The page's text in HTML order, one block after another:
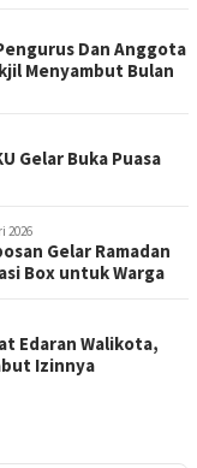
Dan Anggota
Menyambut Bulan
Gelar Buka Puasa
2026
Gelar Ramadan
Box untuk Warga
Edaran Walikota,
Izinnya